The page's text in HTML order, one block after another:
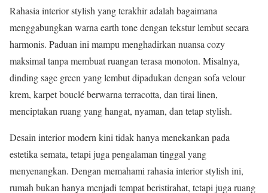
Rahasia interior stylish yang terakhir adalah bagaimana
menggabungkan warna earth tone dengan tekstur lembut secara
harmonis. Paduan ini mampu menghadirkan nuansa cozy
maksimal tanpa membuat ruangan terasa monoton. Misalnya,
dinding sage green yang lembut dipadukan dengan sofa velour
krem, karpet bouclé berwarna terracotta, dan tirai linen,
menciptakan ruang yang hangat, nyaman, dan tetap stylish.
Desain interior modern kini tidak hanya menekankan pada
estetika semata, tetapi juga pengalaman tinggal yang
menyenangkan. Dengan memahami rahasia interior stylish ini,
rumah bukan hanya menjadi tempat beristirahat, tetapi juga ruang